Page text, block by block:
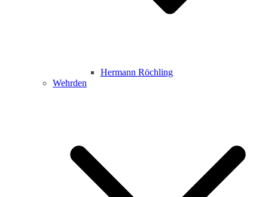
Hermann Röchling
Wehrden